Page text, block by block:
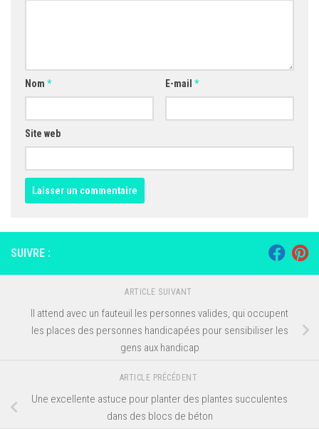
Nom * E-mail *
Site web
SUIVRE :
ARTICLE SUIVANT
Il attend avec un fauteuil les personnes valides, qui occupent
les places des personnes handicapées pour sensibiliser les
gens aux handicap
ARTICLE PRÉCÉDENT
Une excellente astuce pour planter des plantes succulentes
dans des blocs de béton